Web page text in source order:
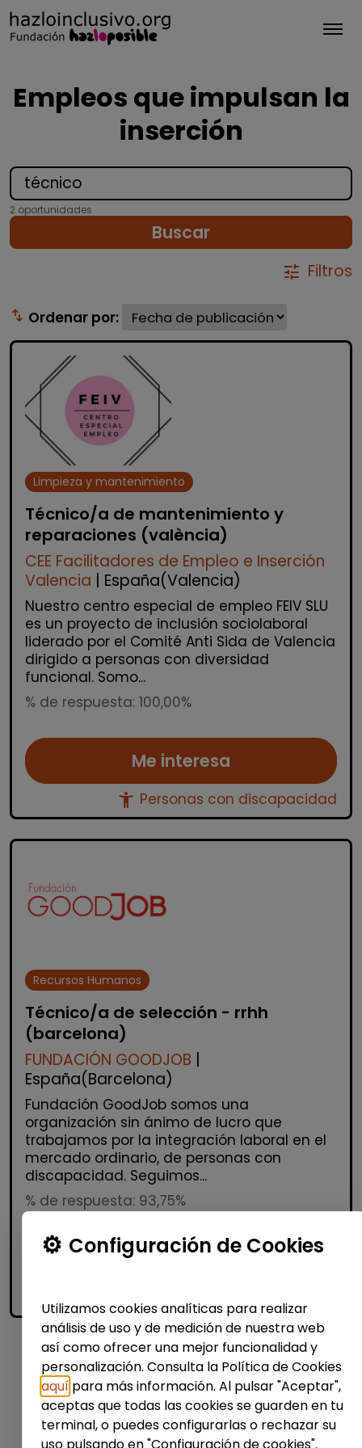
Empleos que impulsan la
inserción
2 oportunidades
Buscar
tune Filtros
swap_vert Ordenar por:
Limpieza y mantenimiento
Técnico/a de mantenimiento y
reparaciones (valència)
CEE Facilitadores de Empleo e Inserción
Valencia | España(Valencia)
Nuestro centro especial de empleo FEIV SLU
es un proyecto de inclusión sociolaboral
liderado por el Comité Anti Sida de Valencia
dirigido a personas con diversidad
funcional. Somo...
% de respuesta: 100,00%
Me interesa
accessibility_new Personas con discapacidad
Recursos Humanos
Técnico/a de selección - rrhh
(barcelona)
FUNDACIÓN GOODJOB
España(Barcelona)
Fundación GoodJob somos una
organización sin ánimo de lucro que
trabajamos por la integración laboral en el
mercado ordinario, de personas con
discapacidad. Seguimos...
% de respuesta: 93,75%
Me interesa
accessibility_new Personas con discapacidad
1
Configuración de Cookies
Utilizamos cookies analíticas para realizar
análisis de uso y de medición de nuestra web
así como ofrecer una mejor funcionalidad y
personalización. Consulta la Política de Cookies
aquí para más información. Al pulsar "Aceptar",
aceptas que todas las cookies se guarden en tu
terminal, o puedes configurarlas o rechazar su